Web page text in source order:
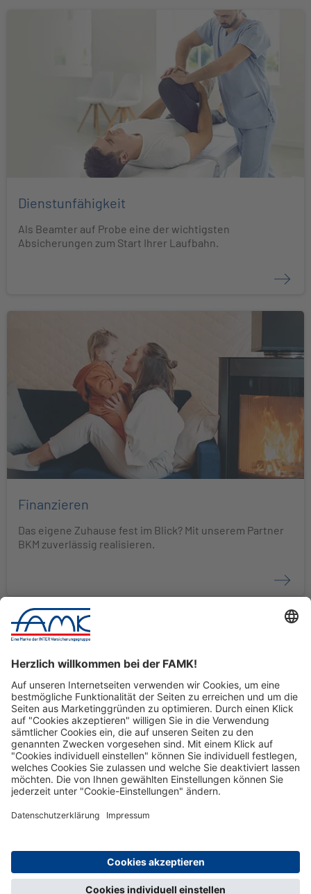
Dienstunfähigkeit
Als Beamter auf Probe eine der wichtigsten
Absicherungen zum Start Ihrer Laufbahn.
Finanzieren
Das eigene Zuhause fest im Blick? Mit unserem Partner
BKM zuverlässig realisieren.
Nach Oben
© FAMK
Impressum
Datenschutz